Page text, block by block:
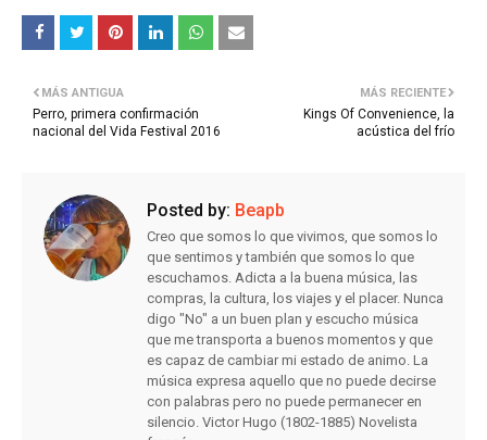
MÁS RECIENTE
Kings Of Convenience, la
acústica del frío
MÁS ANTIGUA
Perro, primera confirmación
nacional del Vida Festival 2016
Posted by: Beapb
Creo que somos lo que vivimos, que somos lo
que sentimos y también que somos lo que
escuchamos. Adicta a la buena música, las
compras, la cultura, los viajes y el placer. Nunca
digo "No" a un buen plan y escucho música
que me transporta a buenos momentos y que
es capaz de cambiar mi estado de animo. La
música expresa aquello que no puede decirse
con palabras pero no puede permanecer en
silencio. Victor Hugo (1802-1885) Novelista